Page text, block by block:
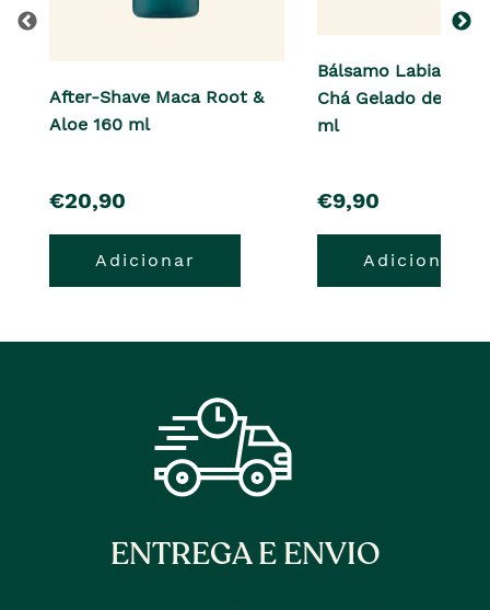
After-Shave Maca Root &
Aloe 160 ml
pre�o
€20,90
Adicionar
Bálsamo Labial
Chá Gelado de
ml
pre�o
€9,90
Adicionar
ENTREGA E ENVIO